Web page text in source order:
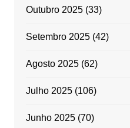
Outubro 2025(33)
Setembro 2025(42)
Agosto 2025(62)
Julho 2025(106)
Junho 2025(70)